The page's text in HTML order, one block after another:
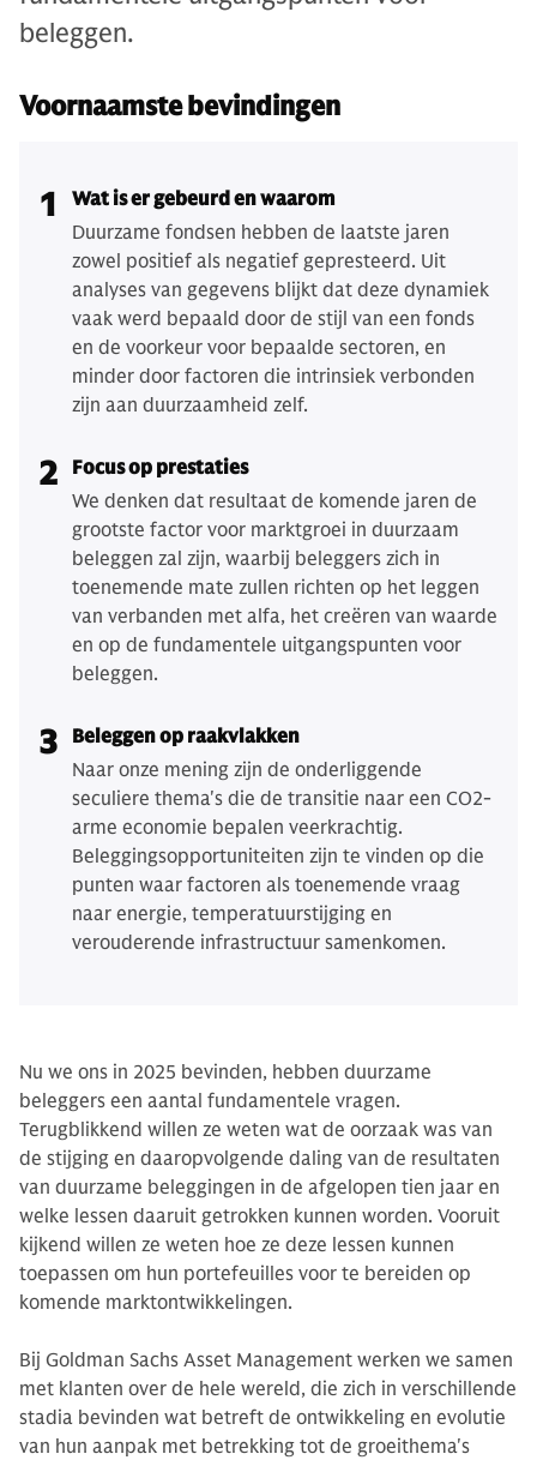
beleggen.
Voornaamste bevindingen
1
Wat is er gebeurd en waarom
Duurzame fondsen hebben de laatste jaren
zowel positief als negatief gepresteerd. Uit
analyses van gegevens blijkt dat deze dynamiek
vaak werd bepaald door de stijl van een fonds
en de voorkeur voor bepaalde sectoren, en
minder door factoren die intrinsiek verbonden
zijn aan duurzaamheid zelf.
2
Focus op prestaties
We denken dat resultaat de komende jaren de
grootste factor voor marktgroei in duurzaam
beleggen zal zijn, waarbij beleggers zich in
toenemende mate zullen richten op het leggen
van verbanden met alfa, het creëren van waarde
en op de fundamentele uitgangspunten voor
beleggen.
3
Beleggen op raakvlakken
Naar onze mening zijn de onderliggende
seculiere thema's die de transitie naar een CO2-
arme economie bepalen veerkrachtig.
Beleggingsopportuniteiten zijn te vinden op die
punten waar factoren als toenemende vraag
naar energie, temperatuurstijging en
verouderende infrastructuur samenkomen.
Nu we ons in 2025 bevinden, hebben duurzame
beleggers een aantal fundamentele vragen.
Terugblikkend willen ze weten wat de oorzaak was van
de stijging en daaropvolgende daling van de resultaten
van duurzame beleggingen in de afgelopen tien jaar en
welke lessen daaruit getrokken kunnen worden. Vooruit
kijkend willen ze weten hoe ze deze lessen kunnen
toepassen om hun portefeuilles voor te bereiden op
komende marktontwikkelingen.
Bij Goldman Sachs Asset Management werken we samen
met klanten over de hele wereld, die zich in verschillende
stadia bevinden wat betreft de ontwikkeling en evolutie
van hun aanpak met betrekking tot de groeithema's